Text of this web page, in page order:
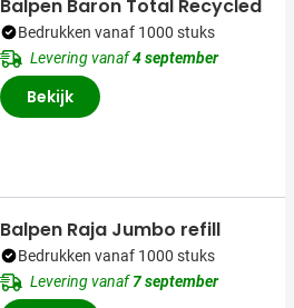
Balpen Baron Total Recycled
Bedrukken vanaf 1000 stuks
Levering vanaf4 september
Bekijk
Balpen Raja Jumbo refill
Bedrukken vanaf 1000 stuks
Levering vanaf7 september